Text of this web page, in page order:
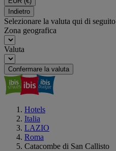
Indietro
Selezionare la valuta qui di seguito
Zona geografica
Valuta
Confermare la valuta
Hotels
Italia
LAZIO
Roma
Catacombe di San Callisto